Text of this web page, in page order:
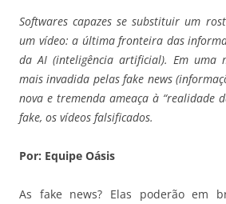
Softwares capazes se substituir um
um vídeo: a última fronteira das
da AI (inteligência artificial). Em uma
mais invadida pelas fake news
nova e tremenda ameaça à “realidade
fake, os vídeos falsificados.
Por: Equipe Oásis
As fake news? Elas poderão em